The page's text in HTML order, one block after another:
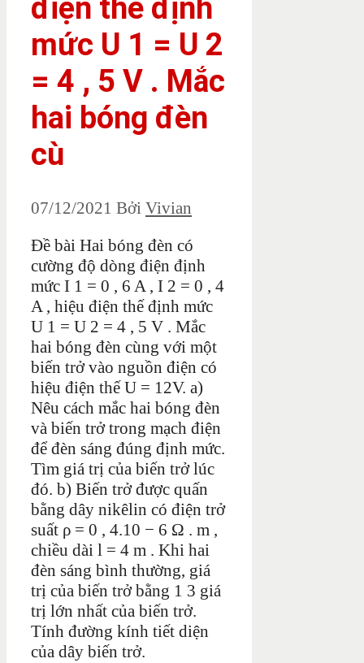
điện thế định
mức U 1 = U 2
= 4 , 5 V . Mắc
hai bóng đèn
cù
07/12/2021 Bởi Vivian
Đề bài Hai bóng đèn có
cường độ dòng điện định
mức I 1 = 0 , 6 A , I 2 = 0 , 4
A , hiệu điện thế định mức
U 1 = U 2 = 4 , 5 V . Mắc
hai bóng đèn cùng với một
biến trở vào nguồn điện có
hiệu điện thế U = 12V. a)
Nêu cách mắc hai bóng đèn
và biến trở trong mạch điện
để đèn sáng đúng định mức.
Tìm giá trị của biến trở lúc
đó. b) Biến trở được quấn
bằng dây nikêlin có điện trở
suất ρ = 0 , 4.10 − 6 Ω . m ,
chiều dài l = 4 m . Khi hai
đèn sáng bình thường, giá
trị của biến trở bằng 1 3 giá
trị lớn nhất của biến trở.
Tính đường kính tiết diện
của dây biến trở.